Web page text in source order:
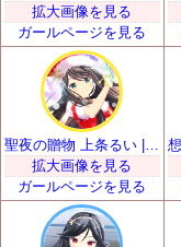
拡大画像を見る
ガールページを見る
拡大画像を見る
ガールページを見る